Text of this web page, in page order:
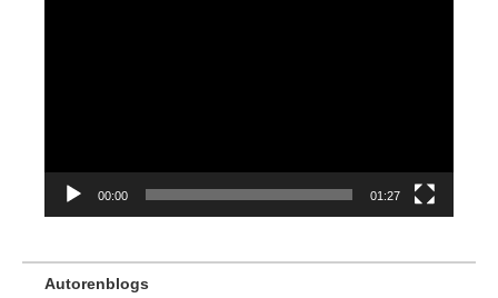
00:00 01:27
Autorenblogs